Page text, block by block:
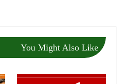
You Might Also Like